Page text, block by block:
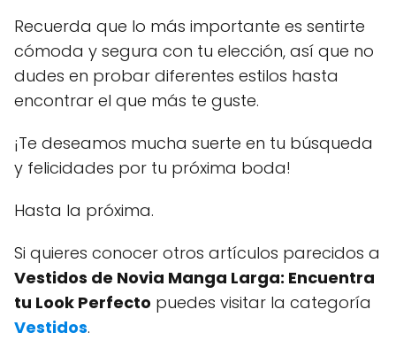
Recuerda que lo más importante es sentirte
cómoda y segura con tu elección, así que no
dudes en probar diferentes estilos hasta
encontrar el que más te guste.
¡Te deseamos mucha suerte en tu búsqueda
y felicidades por tu próxima boda!
Hasta la próxima.
Si quieres conocer otros artículos parecidos a
Vestidos de Novia Manga Larga: Encuentra
tu Look Perfecto puedes visitar la categoría
Vestidos.